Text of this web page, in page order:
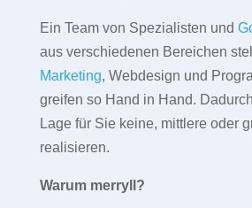
Ein Team von Spezialisten und
aus verschiedenen Bereichen
Marketing, Webdesign und
greifen so Hand in Hand.
Lage für Sie keine, mittlere oder
realisieren.
Warum merryll?